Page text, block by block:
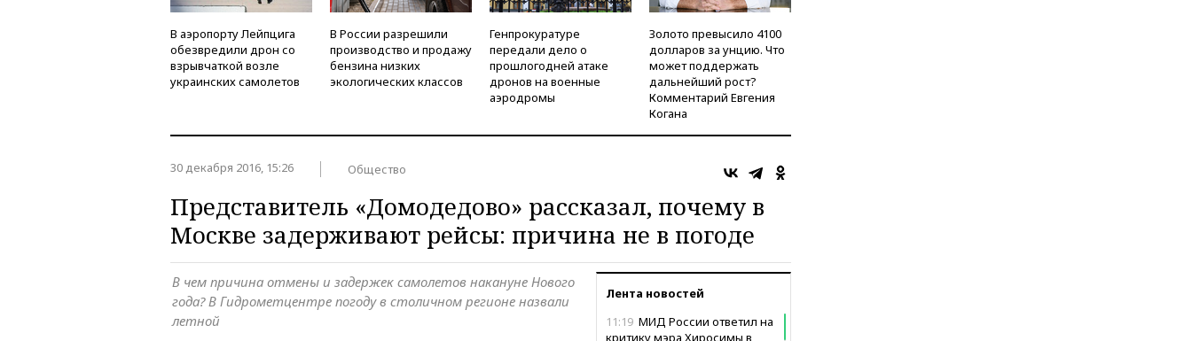
В аэропорту Лейпцига
обезвредили дрон со
взрывчаткой возле
украинских самолетов
В России разрешили
производство и продажу
бензина низких
экологических классов
Генпрокуратуре
передали дело о
прошлогодней атаке
дронов на военные
аэродромы
Золото превысило 4100
долларов за унцию. Что
может поддержать
дальнейший рост?
Комментарий Евгения
Когана
30 декабря 2016, 15:26 Общество
Представитель «Домодедово» рассказал, почему в
Москве задерживают рейсы: причина не в погоде
Лента новостей
11:19 МИД России ответил на
критику мэра Хиросимы в
В чем причина отмены и задержек самолетов накануне Нового
года? В Гидрометцентре погоду в столичном регионе назвали
летной